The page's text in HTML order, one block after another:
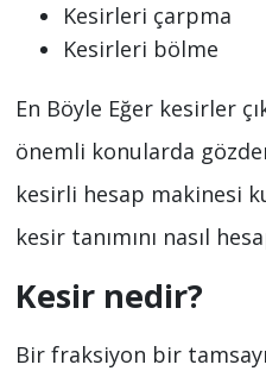
Kesirleri çarpma
Kesirleri bölme
En Böyle Eğer kesirler
önemli konularda
kesirli hesap makinesi
kesir tanımını nasıl
Kesir nedir?
Bir fraksiyon bir